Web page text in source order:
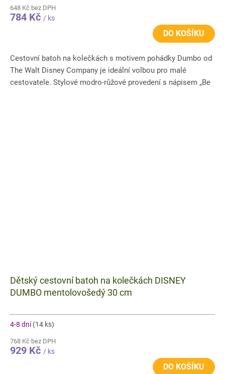
648 Kč bez DPH
784 Kč / ks
DO KOŠÍKU
Cestovní batoh na kolečkách s motivem pohádky Dumbo od
The Walt Disney Company je ideální volbou pro malé
cestovatele. Stylové modro-růžové provedení s nápisem „Be
Dětský cestovní batoh na kolečkách DISNEY
DUMBO mentolovošedý 30 cm
4-8 dní(14 ks)
768 Kč bez DPH
929 Kč / ks
DO KOŠÍKU